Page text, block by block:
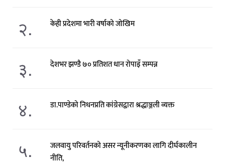
२. केही प्रदेशमा भारी वर्षाको जोखिम
३. देशभर झण्डै ७० प्रतिशत धान रोपाइँ सम्पन्न
४. डा.पाण्डेको निधनप्रति कांग्रेसद्वारा श्रद्धाञ्जली व्यक्त
५.
जलवायु परिवर्तनको असर न्यूनीकरणका लागि दीर्घकालीन
नीति,